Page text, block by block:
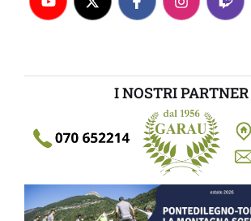
I NOSTRI PARTNER